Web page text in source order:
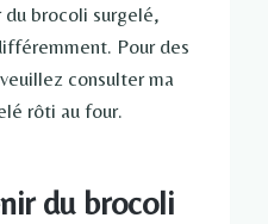
brocoli surgelé,
Pour des
consulter ma
rôti au four.
du brocoli